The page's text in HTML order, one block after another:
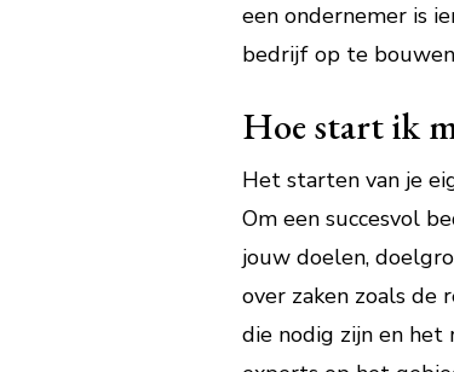
een ondernemer is
bedrijf op te
Hoe start ik
Het starten van je
Om een succesvol
jouw doelen,
over zaken zoals de
die nodig zijn en het